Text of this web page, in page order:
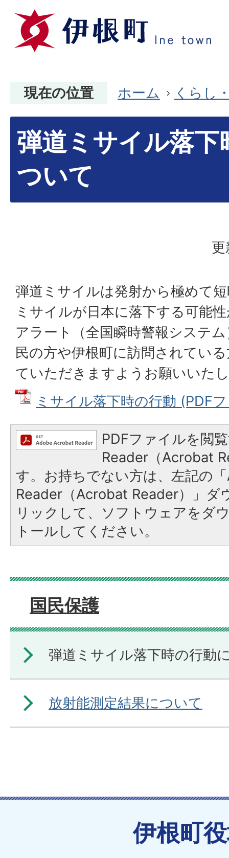
現在の位置 ホーム くらし
弾道ミサイル落下
ついて
弾道ミサイルは発射から極めて
ミサイルが日本に落下する可能
アラート（全国瞬時警報システ
民の方や伊根町に訪問されてい
ていただきますようお願いいた
ミサイル落下時の行動 (PDF
PDFファイルを閲
Reader（Acrobat
す。お持ちでない方は、左記の
Reader（Acrobat Reader）」ダ
リックして、ソフトウェアをダ
トールしてください。
国民保護
弾道ミサイル落下時の行動
放射能測定結果について
伊根町